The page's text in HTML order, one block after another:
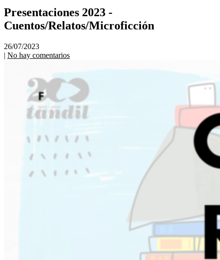
Presentaciones 2023 -
Cuentos/Relatos/Microficción
26/07/2023
| No hay comentarios